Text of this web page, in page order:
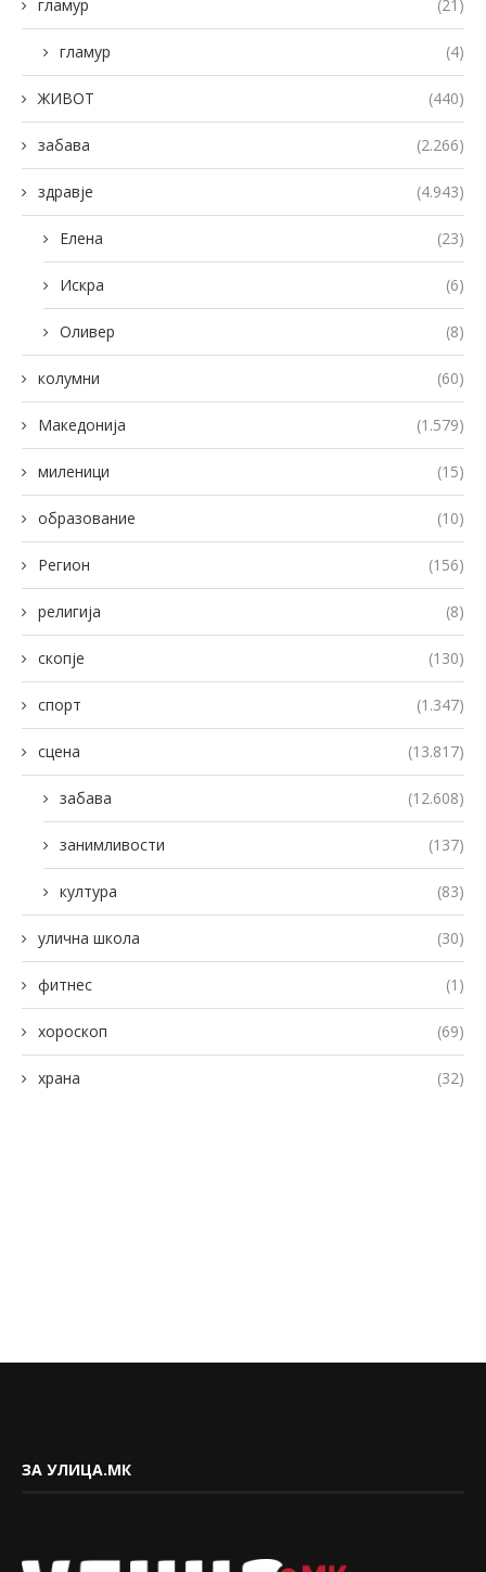
гламур (21)
гламур (4)
ЖИВОТ (440)
забава (2.266)
здравје (4.943)
Елена (23)
Искра (6)
Оливер (8)
колумни (60)
Македонија (1.579)
миленици (15)
образование (10)
Регион (156)
религија (8)
скопје (130)
спорт (1.347)
сцена (13.817)
забава (12.608)
занимливости (137)
култура (83)
улична школа (30)
фитнес (1)
хороскоп (69)
храна (32)
ЗА УЛИЦА.МК